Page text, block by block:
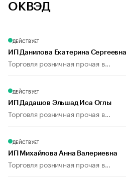
ОКВЭД
ДЕЙСТВУЕТ
ИП Данилова Екатерина Сергеевна
Торговля розничная прочая в...
ДЕЙСТВУЕТ
ИП Дадашов Эльшад Иса Оглы
Торговля розничная прочая в...
ДЕЙСТВУЕТ
ИП Михайлова Анна Валериевна
Торговля розничная прочая в...